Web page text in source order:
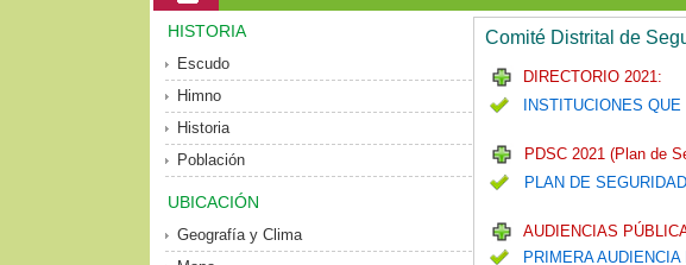
HISTORIA
Escudo
Himno
Historia
Población
UBICACIÓN
Geografía y Clima
Comité Distrital de
DIRECTORIO 2021:
INSTITUCIONES
PDSC 2021 (Plan de
PLAN DE
AUDIENCIAS
PRIMERA